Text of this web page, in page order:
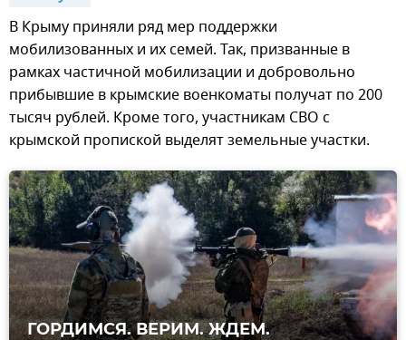
В Крыму приняли ряд мер поддержки
мобилизованных и их семей. Так, призванные в
рамках частичной мобилизации и добровольно
прибывшие в крымские военкоматы получат по 200
тысяч рублей. Кроме того, участникам СВО с
крымской пропиской выделят земельные участки.
ГОРДИМСЯ. ВЕРИМ. ЖДЕМ.